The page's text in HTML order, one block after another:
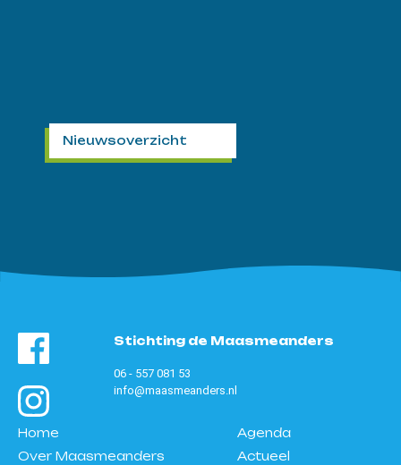
Nieuwsoverzicht
Stichting de Maasmeanders
06 - 557 081 53
info@maasmeanders.nl
Home
Over Maasmeanders
Agenda
Actueel